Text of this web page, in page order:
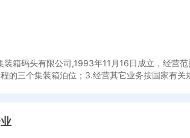
装箱码头有限公司,1993年11月16日成立，经营
的三个集装箱泊位；3.经营其它业务按国家有关